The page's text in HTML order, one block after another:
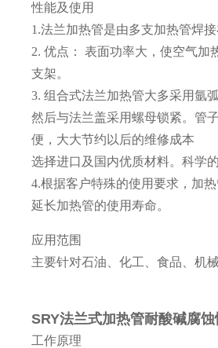
性能及使用
1.法兰加热管是由多支加热管焊
2. 优点： 表面功率大，使空气加
支架。
3. 组合式法兰加热管大多采用氩
然后与法兰盖采用螺母锁紧。管
便，大大节约以后的维修成本
选择进口及国内优质材料。科学
4.根据客户特殊的使用要求，加
延长加热管的使用寿命。
应用范围
主要针对石油、化工、食品、机
SRY法兰式加热管耐酸碱腐蚀
工作原理